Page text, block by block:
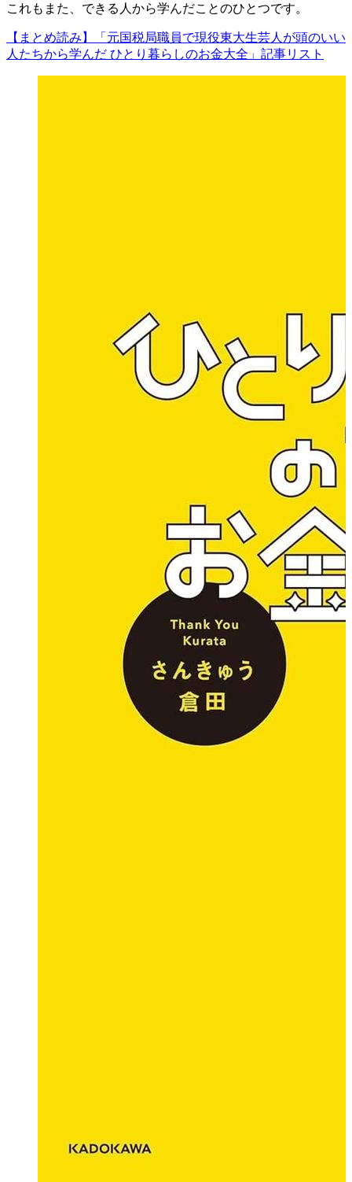
これもまた、できる人から学んだことのひとつです。
【まとめ読み】「元国税局職員で現役東大生芸人が頭のいい
人たちから学んだ ひとり暮らしのお金大全」記事リスト